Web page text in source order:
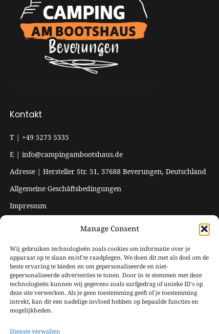
Manage Consent
Wij gebruiken technologieën zoals cookies om informatie over je
apparaat op te slaan en/of te raadplegen. We doen dit met als doel om de
beste ervaring te bieden en om gepersonaliseerde en niet-
gepersonaliseerde advertenties te tonen. Door in te stemmen met deze
technologieën kunnen wij gegevens zoals surfgedrag of unieke ID's op
deze site verwerken. Als je geen toestemming geeft of je toestemming
intrekt, kan dit een nadelige invloed hebben op bepaalde functies en
mogelijkheden.
Dienste verwalten
Kontakt
T | +49 5273 5335
E | info@campingambootshaus.de
Adresse | Hersteller Str. 51, 37688 Beverungen, Deutschland
Allgemeine Geschäftsbedingungen
Impressum
Öffnungszeiten
Geschlossen vom 20. Oktober 2025 bis zum 31. März 2026.